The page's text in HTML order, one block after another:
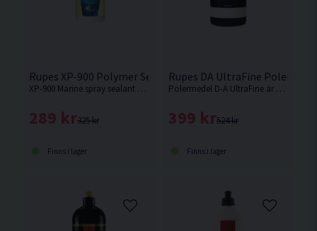
Rupes XP-900 Polymer Sealant Gelcoat Försegling 500ml
XP-900 Marine spray sealant är det snabbaste sättet att få skydd och glans för din båt. Produkten är mycket säker att använda utan risk för att skada.
325 kr
289 kr
Finns i lager
Rupes DA UltraFine
Polermedel D-A UltraFine är ett ultrafint polermedel utvecklat för oscillerande polermaskiner.
524 kr
399 kr
Finns i lager